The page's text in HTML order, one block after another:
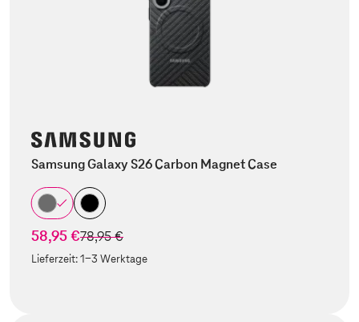
Samsung Galaxy S26 Carbon Magnet Case
58,95 €statt
78,95 €
Lieferzeit:1-3 Werktage